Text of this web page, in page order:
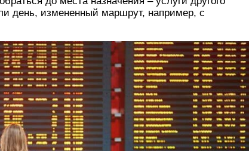
день, измененный маршрут, например, с